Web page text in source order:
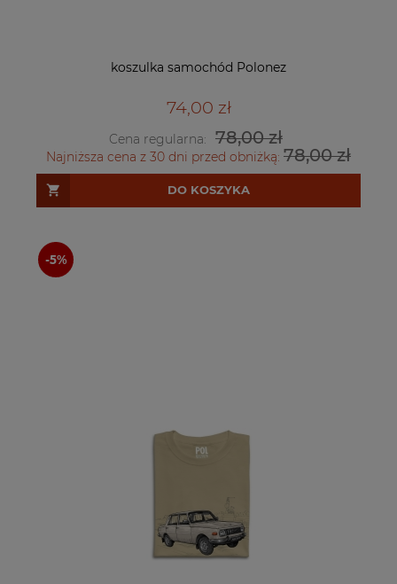
koszulka samochód Polonez
74,00 zł
Cena regularna: 78,00 zł
Najniższa cena z 30 dni przed obniżką: 78,00 zł
DO KOSZYKA